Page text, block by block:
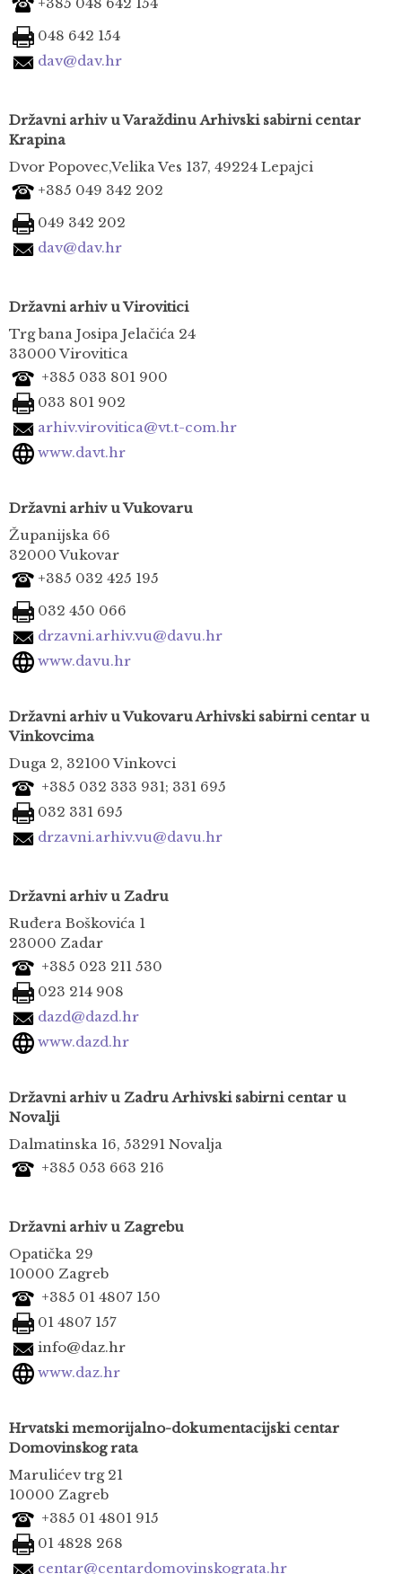
048 642 154
dav@dav.hr
Državni arhiv u Varaždinu Arhivski sabirni centar
Krapina
Dvor Popovec,Velika Ves 137, 49224 Lepajci
+385 049 342 202
049 342 202
dav@dav.hr
Državni arhiv u Virovitici
Trg bana Josipa Jelačića 24
33000 Virovitica
+385 033 801 900
033 801 902
arhiv.virovitica@vt.t-com.hr
www.davt.hr
Državni arhiv u Vukovaru
Županijska 66
32000 Vukovar
+385 032 425 195
032 450 066
drzavni.arhiv.vu@davu.hr
www.davu.hr
Državni arhiv u Vukovaru Arhivski sabirni centar u
Vinkovcima
Duga 2, 32100 Vinkovci
+385 032 333 931; 331 695
032 331 695
drzavni.arhiv.vu@davu.hr
Državni arhiv u Zadru
Ruđera Boškovića 1
23000 Zadar
+385 023 211 530
023 214 908
dazd@dazd.hr
www.dazd.hr
Državni arhiv u Zadru Arhivski sabirni centar u
Novalji
Dalmatinska 16, 53291 Novalja
+385 053 663 216
Državni arhiv u Zagrebu
Opatička 29
10000 Zagreb
+385 01 4807 150
01 4807 157
info@daz.hr
www.daz.hr
Hrvatski memorijalno-dokumentacijski centar
Domovinskog rata
Marulićev trg 21
10000 Zagreb
+385 01 4801 915
01 4828 268
centar@centardomovinskograta.hr